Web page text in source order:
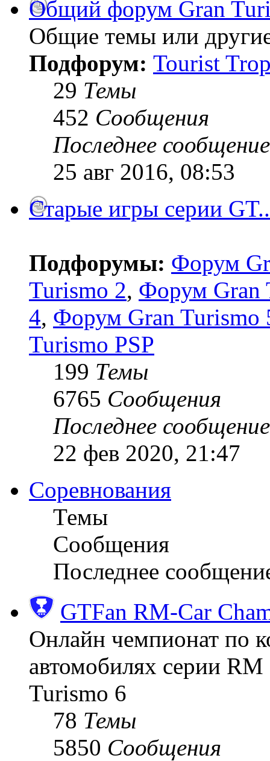
Общий форум Gran
Общие темы или
Подфорум: Tourist
29 Темы
452 Сообщения
Последнее сообщение
25 авг 2016, 08:53
Старые игры серии
Подфорумы: Форум
Turismo 2, Форум Gran
4, Форум Gran Turismo
Turismo PSP
199 Темы
6765 Сообщения
Последнее сообщение
22 фев 2020, 21:47
Соревнования
Темы
Сообщения
Последнее
GTFan RM-Car
Онлайн чемпионат по
автомобилях серии
Turismo 6
78 Темы
5850 Сообщения